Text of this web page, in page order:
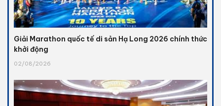
Giải Marathon quốc tế di sản Hạ Long 2026 chính thức
khởi động
02/08/2026